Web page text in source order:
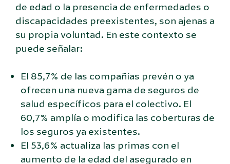
de edad o la presencia de enfermedades o
discapacidades preexistentes, son ajenas a
su propia voluntad. En este contexto se
puede señalar:
El 85,7% de las compañías prevén o ya
ofrecen una nueva gama de seguros de
salud específicos para el colectivo. El
60,7% amplía o modifica las coberturas de
los seguros ya existentes.
El 53,6% actualiza las primas con el
aumento de la edad del asegurado en